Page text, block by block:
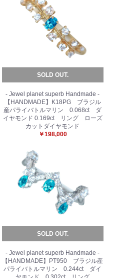
SOLD OUT.
- Jewel planet superb Handmade -
【HANDMADE】K18PG ブラジル
産パライバトルマリン 0.068ct ダ
イヤモンド 0.169ct リング ローズ
カットダイヤモンド
￥198,000
SOLD OUT.
- Jewel planet superb Handmade -
【HANDMADE】PT950 ブラジル産
パライバトルマリン 0.244ct ダイ